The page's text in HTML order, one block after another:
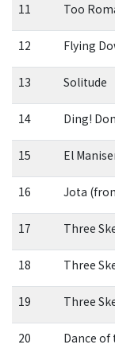
11 Too
12 Flying
13 Solitude
14 Ding!
15 El
16 Jota
17 Three
18 Three
19 Three
20 Dance